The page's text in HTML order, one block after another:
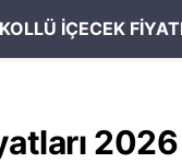
İÇECEK
2026